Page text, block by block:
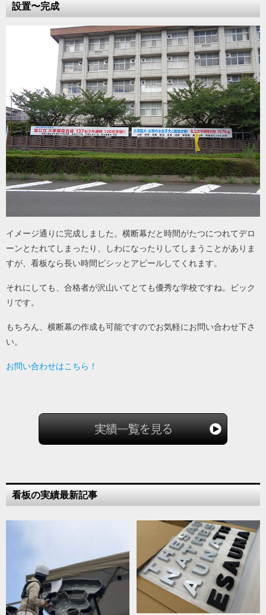
設置〜完成
イメージ通りに完成しました。横断幕だと時間がたつにつれてデロ
ーンとたれてしまったり、しわになったりしてしまうことがありま
すが、看板なら長い時間ピシッとアピールしてくれます。
それにしても、合格者が沢山いてとても優秀な学校ですね。ビック
リです。
もちろん、横断幕の作成も可能ですのでお気軽にお問い合わせ下さ
い。
お問い合わせはこちら！
看板の実績最新記事